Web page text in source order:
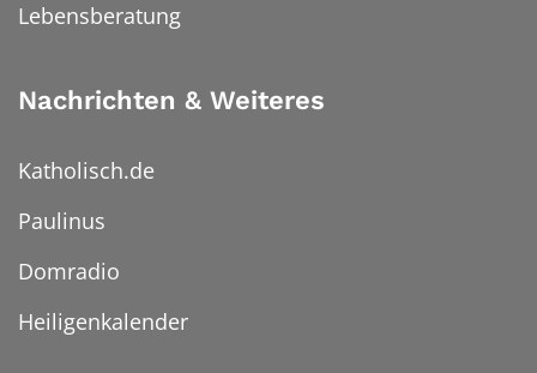
Lebensberatung
Nachrichten & Weiteres
Katholisch.de
Paulinus
Domradio
Heiligenkalender